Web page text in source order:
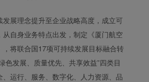
发展理念提升至企业战略高度，成立可
自身业务特点出发，制定《厦门航空
，将联合国17项可持续发展目标融合转
色发展、质量优先、共享效益”四类目
运行、服务、数字化、人力资源、品